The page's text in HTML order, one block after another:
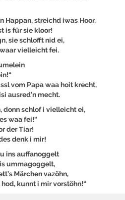
Happan, streichd iwas Hoor,
is für sie kloor!
sie schlofft nid ei,
vielleicht fei.
vom Papa waa hoit krecht,
ausred’n mecht.
donn schlof i vielleicht ei,
waa fei!“
der Tiar!
denk i mir!
ins auffanoggelt
ummagoggelt,
Märchen vazöhn,
kunnt i mir vorstöhn!“